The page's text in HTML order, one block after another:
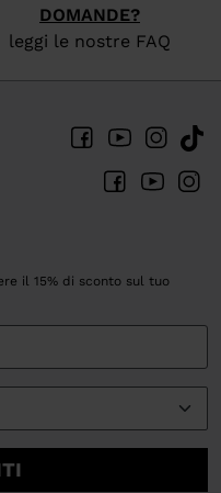
DOMANDE?
leggi le nostre FAQ
il 15% di sconto sul tuo